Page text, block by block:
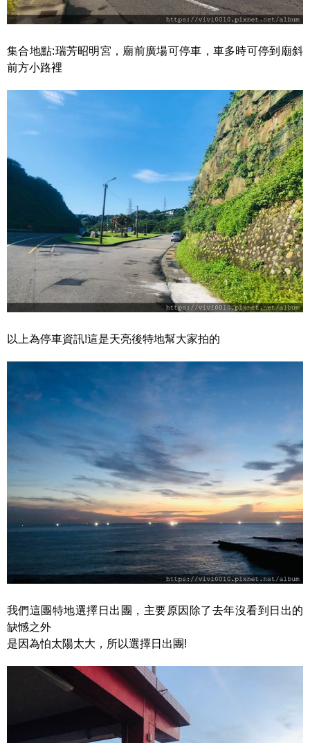
集合地點:瑞芳昭明宮，廟前廣場可停車，車多時可停到廟斜
前方小路裡
以上為停車資訊!這是天亮後特地幫大家拍的
我們這團特地選擇日出團，主要原因除了去年沒看到日出的
缺憾之外
是因為怕太陽太大，所以選擇日出團!